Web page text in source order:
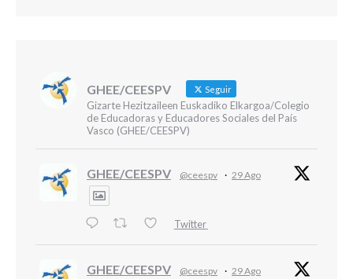
GHEE/CEESPV Seguir
Gizarte Hezitzaileen Euskadiko Elkargoa/Colegio
de Educadoras y Educadores Sociales del País
Vasco (GHEE/CEESPV)
GHEE/CEESPV @ceespv · 29 Ago
Twitter
GHEE/CEESPV @ceespv · 29 Ago